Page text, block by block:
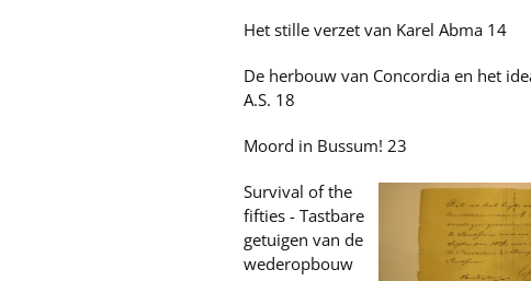
Het stille verzet van Karel Abma 14
De herbouw van Concordia en het
A.S. 18
Moord in Bussum! 23
Survival of the
fifties - Tastbare
getuigen van de
wederopbouw